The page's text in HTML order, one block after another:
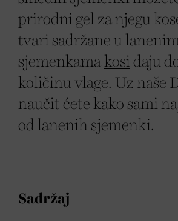
prirodni gel za njegu
tvari sadržane u lanenim
sjemenkama kosi daju
količinu vlage. Uz naše
naučit ćete kako sami
od lanenih sjemenki.
Sadržaj